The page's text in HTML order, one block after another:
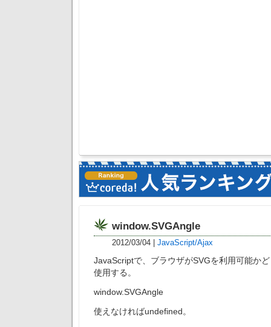
window.SVGAngle
2012/03/04 JavaScript/Ajax
JavaScriptで、ブラウザがSVGを利用可能か
使用する。
window.SVGAngle
使えなければundefined。